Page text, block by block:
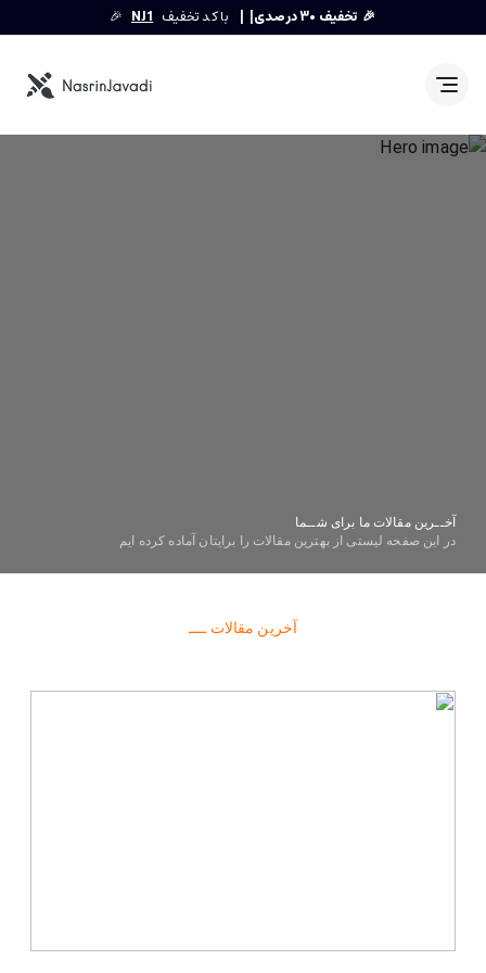
🎉 تخفیف ۳۰ درصدی |
| با کد تخفیفNJ1
🎉
آخــرین مقالات ما برای شــما
در این صفحه لیستی از بهترین مقالات را برایتان آماده کرده ایم
آخرین مقالات ــــ